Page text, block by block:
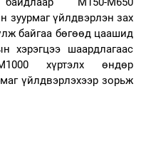
зуурмаг үйлдвэрлэн зах
байгаа бөгөөд цаашид
хэрэгцээ шаардлагаас
хүртэлх өндөр
үйлдвэрлэхээр зорьж